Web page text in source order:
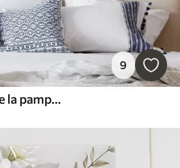
9
Varias plantas altas de hierba de la pampa, con hojas largas y delgadas